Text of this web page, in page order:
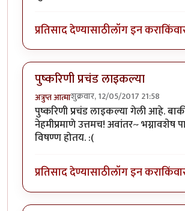
प्रतिसाद देण्यासाठीलॉग इन कराकिंवा
पुष्करिणी प्रचंड लाइकल्या
अत्रुप्त आत्माशुक्रवार, 12/05/2017 21:58
पुष्करिणी प्रचंड लाइकल्या गेली आहे.
नेहमीप्रमाणे उत्तमच! अवांतर~ भग्नावशेष
विषण्ण होतय. :(
प्रतिसाद देण्यासाठीलॉग इन कराकिंवा